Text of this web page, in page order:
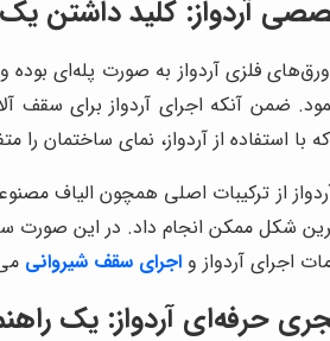
آردواز: کلید داشتن
فلزی آردواز به صورت پله‌ای
نمود. ضمن آنکه اجرای آردواز برای
استفاده از آردواز، نمای ساختمان
از ترکیبات اصلی همچون الیاف
شکل ممکن انجام داد. در این صورت
اجرای آردواز و اجرای سقف شیروانی
حرفه‌ای آردواز: یک